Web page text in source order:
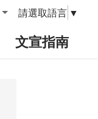
請選取語言 ▼
文宣指南